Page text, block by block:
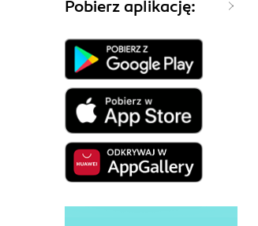
Pobierz aplikację: